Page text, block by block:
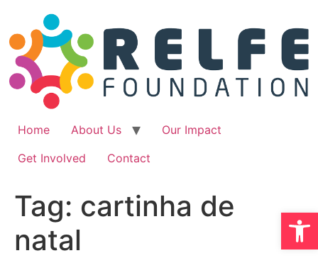
Abrir
conteúdo
Home About Us
Our Impact
Get Involved
Contact
Tag: cartinha de
natal